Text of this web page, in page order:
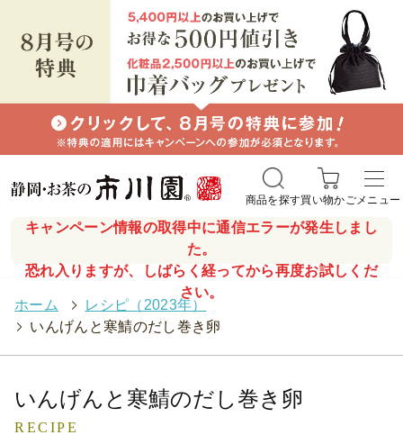
キャンペーン情報の取得中に通信エラーが発生しまし
た。
恐れ入りますが、しばらく経ってから再度お試しくだ
さい。
商品を探す買い物かごメニュー
ホーム >
レシピ（2023年）
> いんげんと寒鯖のだし巻き卵
いんげんと寒鯖のだし巻き卵
RECIPE